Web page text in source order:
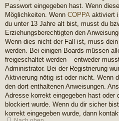
Passwort eingegeben hast. Wenn
Möglichkeiten. Wenn COPPA aktiviert
du unter 13 Jahre alt bist, musst du
Erziehungsberechtigten den
Wenn dies nicht der Fall ist, muss
werden. Bei einigen Boards müssen
freigeschaltet werden – entweder
Administrator. Bei der Registrierung
Aktivierung nötig ist oder nicht. Wenn
den dort enthaltenen Anweisungen.
Adresse korrekt eingegeben hast oder
blockiert wurde. Wenn du dir sicher
korrekt eingegeben wurde, dann